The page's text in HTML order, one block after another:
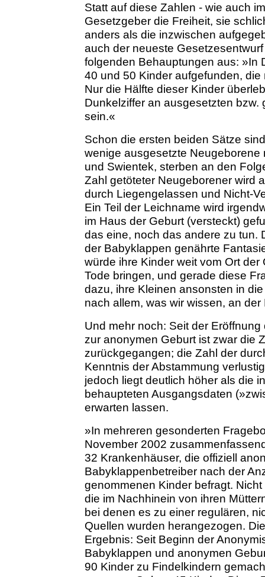
Statt auf diese Zahlen - wie auch
Gesetzgeber die Freiheit, sie
anders als die inzwischen
auch der neueste
folgenden Behauptungen aus: »In
40 und 50 Kinder aufgefunden,
Nur die Hälfte dieser Kinder
Dunkelziffer an ausgesetzten
sein.«
Schon die ersten beiden Sätze
wenige ausgesetzte
und Swientek, sterben an den
Zahl getöteter Neugeborener wird
durch Liegengelassen und Nicht-
Ein Teil der Leichname wird
im Haus der Geburt (versteckt)
das eine, noch das andere zu tun.
der Babyklappen genährte
würde ihre Kinder weit vom Ort
Tode bringen, und gerade diese
dazu, ihre Kleinen ansonsten in
nach allem, was wir wissen, an
Und mehr noch: Seit der
zur anonymen Geburt ist zwar die
zurückgegangen; die Zahl der
Kenntnis der Abstammung
jedoch liegt deutlich höher als die
behaupteten Ausgangsdaten
erwarten lassen.
»In mehreren gesonderten
November 2002
32 Krankenhäuser, die offiziell
Babyklappenbetreiber nach der
genommenen Kinder befragt.
die im Nachhinein von ihren
bei denen es zu einer regulären,
Quellen wurden herangezogen.
Ergebnis: Seit Beginn der
Babyklappen und anonymen
90 Kinder zu Findelkindern